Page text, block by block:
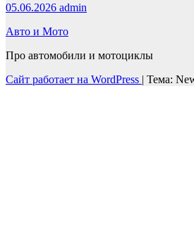
05.06.2026 admin
Авто и Мото
Про автомобили и мотоциклы
Сайт работает на WordPress | Тема: